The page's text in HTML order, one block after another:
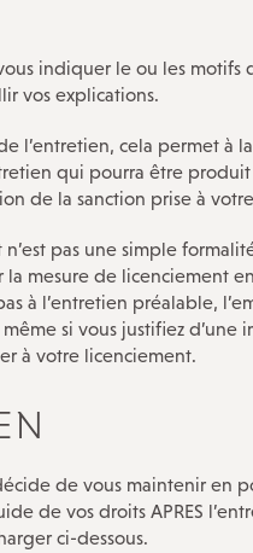
indiquer le ou les motifs
vos explications.
l’entretien, cela permet à
qui pourra être
de la sanction prise à
pas une simple
mesure de licenciement
à l’entretien préalable,
si vous justifiez d’une
à votre licenciement.
de vous maintenir en
de vos droits APRES
ci-dessous.